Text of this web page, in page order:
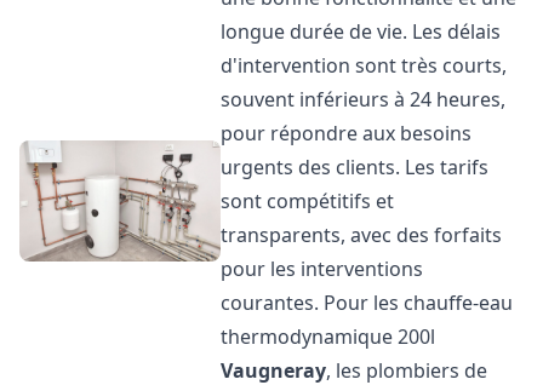
longue durée de vie. Les délais
d'intervention sont très courts,
souvent inférieurs à 24 heures,
pour répondre aux besoins
urgents des clients. Les tarifs
sont compétitifs et
transparents, avec des forfaits
pour les interventions
courantes. Pour les chauffe-eau
thermodynamique 200l
Vaugneray, les plombiers de